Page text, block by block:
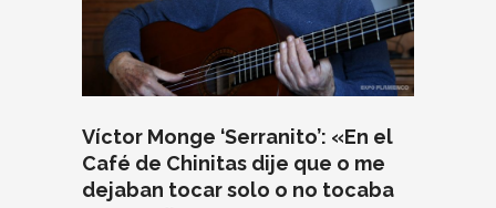
Víctor Monge ‘Serranito’: «En el
Café de Chinitas dije que o me
dejaban tocar solo o no tocaba